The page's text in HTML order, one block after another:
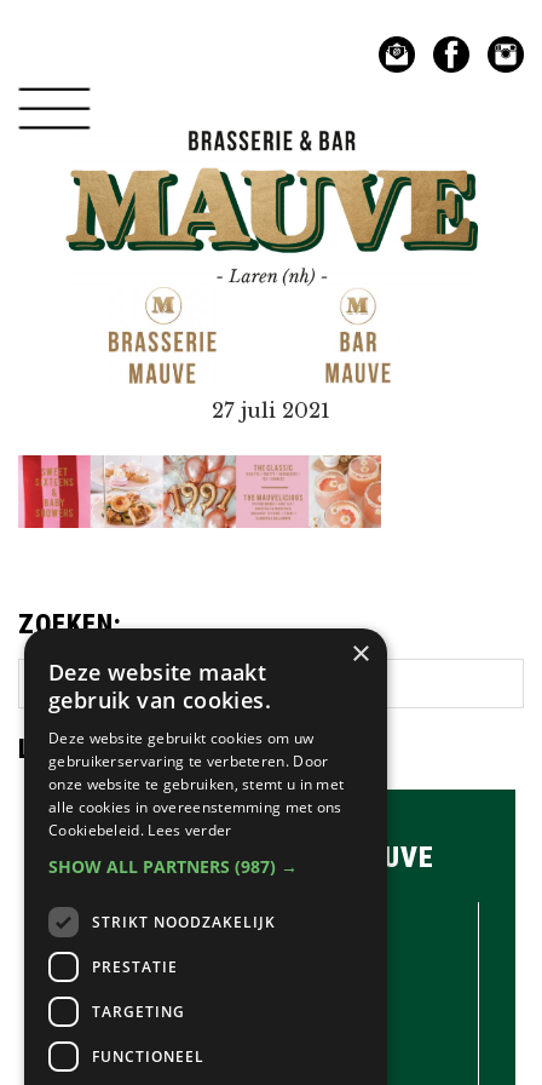
hoofdnavigatie
hoofd
inhoud
Mauve
27 juli 2021
ZOEKEN:
Zoek
op
deze
website
LAATSTE NIEUWS:
BRASSERIE & BAR MAUVE
CONTACTGEGEVENS //
×
Deze website maakt
gebruik van cookies.
Deze website gebruikt cookies om uw
gebruikerservaring te verbeteren. Door
onze website te gebruiken, stemt u in met
alle cookies in overeenstemming met ons
Cookiebeleid. Lees verder
SHOW ALL PARTNERS (987) →
STRIKT NOODZAKELIJK
PRESTATIE
TARGETING
FUNCTIONEEL